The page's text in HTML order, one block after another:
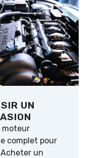
UN
moteur
complet pour
un